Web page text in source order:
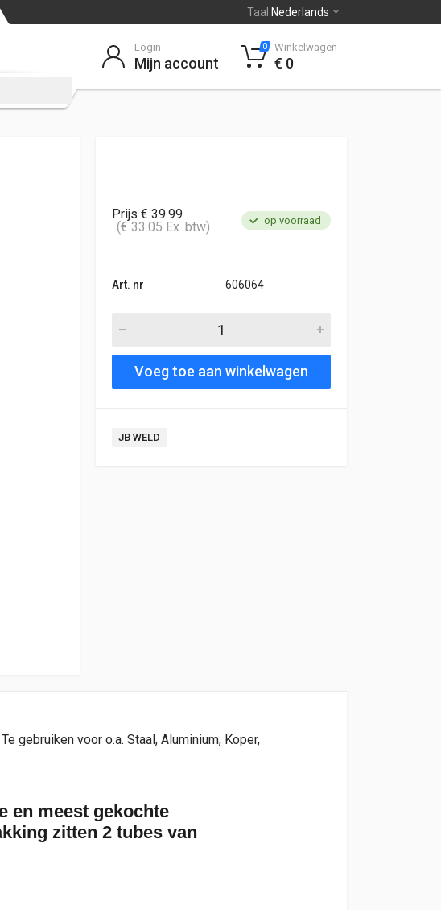
Taal Nederlands
Login
Mijn account
0 Winkelwagen
€ 0
gebruiken voor o.a. Staal, Aluminium, Koper,
en meest gekochte
zitten 2 tubes van
Prijs € 39.99
(€ 33.05 Ex. btw)
op voorraad
Art. nr 606064
Voeg toe aan winkelwagen
JB WELD